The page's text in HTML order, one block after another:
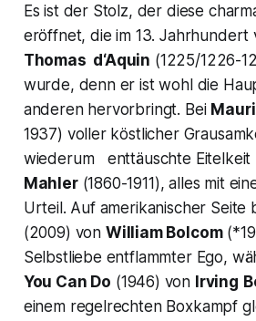
Es ist der Stolz, der diese
eröffnet, die im 13. Jahrhundert
Thomas d‘Aquin (1225/1226-
wurde, denn er ist wohl die
anderen hervorbringt. Bei
1937) voller köstlicher
wiederum enttäuschte Eitelkeit
Mahler(1860-1911), alles mit
Urteil. Auf amerikanischer
(2009) von William Bolcom
Selbstliebe entflammter Ego,
You Can Do (1946) von Irving
einem regelrechten Boxkampf